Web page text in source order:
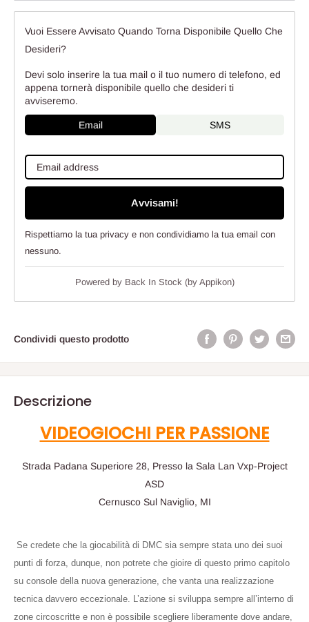
Vuoi Essere Avvisato Quando Torna Disponibile Quello Che
Desideri?
Devi solo inserire la tua mail o il tuo numero di telefono, ed
appena tornerà disponibile quello che desideri ti
avviseremo.
Email SMS
Avvisami!
Rispettiamo la tua privacy e non condividiamo la tua email con
nessuno.
Powered by Back In Stock (by Appikon)
Condividi questo prodotto
Descrizione
VIDEOGIOCHI PER PASSIONE
Strada Padana Superiore 28, Presso la Sala Lan Vxp-Project
ASD
Cernusco Sul Naviglio, MI
Se credete che la giocabilità di DMC sia sempre stata uno dei suoi
punti di forza, dunque, non potrete che gioire di questo primo capitolo
su console della nuova generazione, che vanta una realizzazione
tecnica davvero eccezionale. L’azione si sviluppa sempre all’interno di
zone circoscritte e non è possibile scegliere liberamente dove andare,